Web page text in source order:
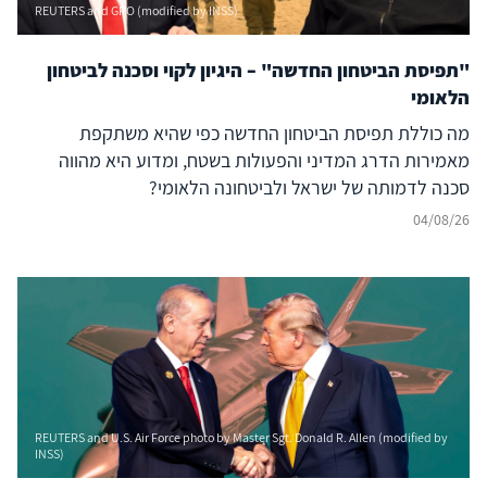
REUTERS and GPO (modified by INSS)
"תפיסת הביטחון החדשה" – היגיון לקוי וסכנה לביטחון
הלאומי
מה כוללת תפיסת הביטחון החדשה כפי שהיא משתקפת
מאמירות הדרג המדיני והפעולות בשטח, ומדוע היא מהווה
סכנה לדמותה של ישראל ולביטחונה הלאומי?
04/08/26
REUTERS and U.S. Air Force photo by Master Sgt. Donald R. Allen (modified by
INSS)